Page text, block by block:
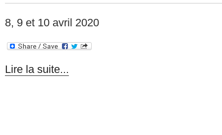
8, 9 et 10 avril 2020
Lire la suite...